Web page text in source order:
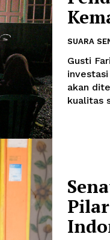
SUARA
Gusti
akan
kualitas